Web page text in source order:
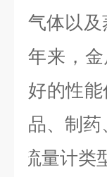
气体以
年来，
好的性
品、制
流量计类